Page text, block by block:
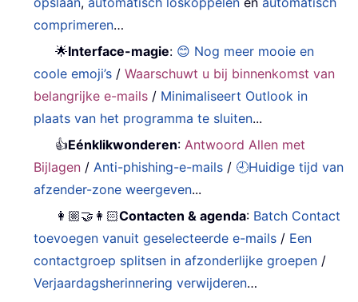
comprimeren…
🌟Interface-magie: 😊 Nog meer mooie en
coole emoji’s /Waarschuwt u bij binnenkomst van
belangrijke e-mails / Minimaliseert Outlook in
plaats van het programma te sluiten...
👍Eénklikwonderen:Antwoord Allen met
Bijlagen /Anti-phishing-e-mails / 🕘Huidige tijd van
afzender-zone weergeven...
👩🏼‍🤝‍👩🏻Contacten & agenda: Batch Contact
toevoegen vanuit geselecteerde e-mails / Een
contactgroep splitsen in afzonderlijke groepen /
Verjaardagsherinnering verwijderen…